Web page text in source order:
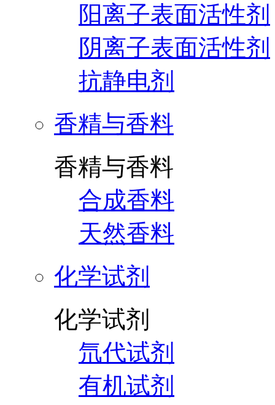
阳离子表面活性剂
阴离子表面活性剂
抗静电剂
香精与香料
香精与香料
合成香料
天然香料
化学试剂
化学试剂
氘代试剂
有机试剂